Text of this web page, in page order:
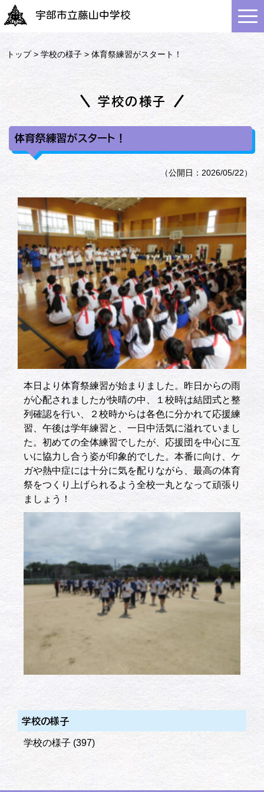
宇部市立藤山中学校
トップ>学校の様子 > 体育祭練習がスタート！
学校の様子
体育祭練習がスタート！
（公開日：2026/05/22）
本日より体育祭練習が始まりました。昨日からの雨
が心配されましたが快晴の中、１校時は結団式と整
列確認を行い、２校時からは各色に分かれて応援練
習、午後は学年練習と、一日中活気に溢れていまし
た。初めての全体練習でしたが、応援団を中心に互
いに協力し合う姿が印象的でした。本番に向け、ケ
ガや熱中症には十分に気を配りながら、最高の体育
祭をつくり上げられるよう全校一丸となって頑張り
ましょう！
学校の様子
学校の様子 (397)